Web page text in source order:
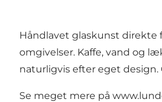
Håndlavet glaskunst direkte
omgivelser. Kaffe, vand og
naturligvis efter eget design.
Se meget mere på